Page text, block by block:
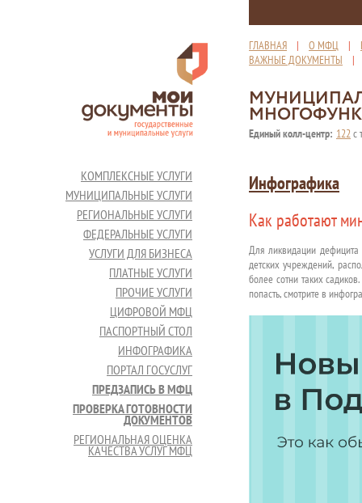
ГЛАВНАЯ | О МФЦ |
ВАЖНЫЕ ДОКУМЕНТЫ
Единый колл-центр: 122с
КОМПЛЕКСНЫЕ УСЛУГИ
МУНИЦИПАЛЬНЫЕ УСЛУГИ
РЕГИОНАЛЬНЫЕ УСЛУГИ
ФЕДЕРАЛЬНЫЕ УСЛУГИ
УСЛУГИ ДЛЯ БИЗНЕСА
ПЛАТНЫЕ УСЛУГИ
ПРОЧИЕ УСЛУГИ
ЦИФРОВОЙ МФЦ
ПАСПОРТНЫЙ СТОЛ
ИНФОГРАФИКА
ПОРТАЛ ГОСУСЛУГ
ПРЕДЗАПИСЬ В МФЦ
ПРОВЕРКА ГОТОВНОСТИ
ДОКУМЕНТОВ
РЕГИОНАЛЬНАЯ ОЦЕНКА
КАЧЕСТВА УСЛУГ МФЦ
Инфографика
Как работают
Для ликвидации
детских учреждений,
более сотни таких
попасть, смотрите в